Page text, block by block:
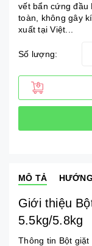
vết bẩn cứng đầu
toàn, không gây
xuất tại Việt...
Số lượng:
MÔ TẢ
Giới thiệu
5.5kg/5.8kg
Thông tin Bột